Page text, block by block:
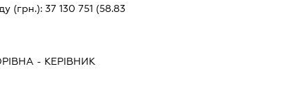
(грн.):37 130 751 (58.83
- КЕРІВНИК